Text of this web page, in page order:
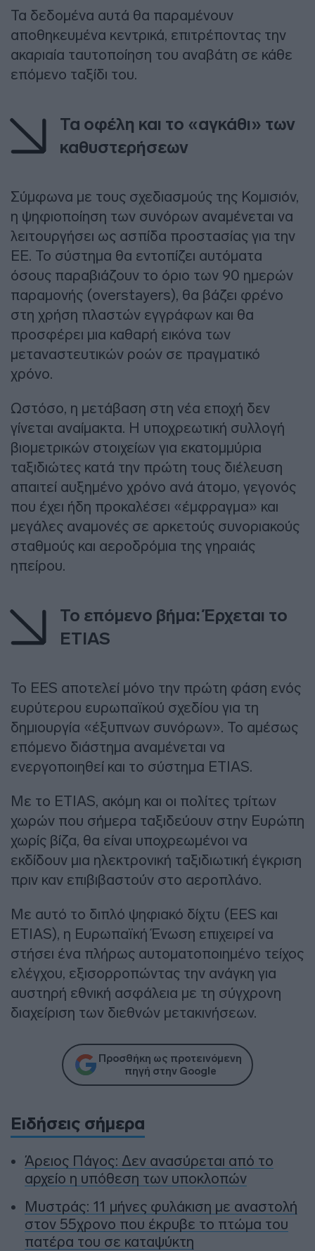
Τα δεδομένα αυτά θα παραμένουν
αποθηκευμένα κεντρικά, επιτρέποντας την
ακαριαία ταυτοποίηση του αναβάτη σε κάθε
επόμενο ταξίδι του.
Τα οφέλη και το «αγκάθι» των
καθυστερήσεων
Σύμφωνα με τους σχεδιασμούς της Κομισιόν,
η ψηφιοποίηση των συνόρων αναμένεται να
λειτουργήσει ως ασπίδα προστασίας για την
ΕΕ. Το σύστημα θα εντοπίζει αυτόματα
όσους παραβιάζουν το όριο των 90 ημερών
παραμονής (overstayers), θα βάζει φρένο
στη χρήση πλαστών εγγράφων και θα
προσφέρει μια καθαρή εικόνα των
μεταναστευτικών ροών σε πραγματικό
χρόνο.
Ωστόσο, η μετάβαση στη νέα εποχή δεν
γίνεται αναίμακτα. Η υποχρεωτική συλλογή
βιομετρικών στοιχείων για εκατομμύρια
ταξιδιώτες κατά την πρώτη τους διέλευση
απαιτεί αυξημένο χρόνο ανά άτομο, γεγονός
που έχει ήδη προκαλέσει «έμφραγμα» και
μεγάλες αναμονές σε αρκετούς συνοριακούς
σταθμούς και αεροδρόμια της γηραιάς
ηπείρου.
Το επόμενο βήμα: Έρχεται το
ETIAS
Το EES αποτελεί μόνο την πρώτη φάση ενός
ευρύτερου ευρωπαϊκού σχεδίου για τη
δημιουργία «έξυπνων συνόρων». Το αμέσως
επόμενο διάστημα αναμένεται να
ενεργοποιηθεί και το σύστημα ETIAS.
Με το ETIAS, ακόμη και οι πολίτες τρίτων
χωρών που σήμερα ταξιδεύουν στην Ευρώπη
χωρίς βίζα, θα είναι υποχρεωμένοι να
εκδίδουν μια ηλεκτρονική ταξιδιωτική έγκριση
πριν καν επιβιβαστούν στο αεροπλάνο.
Με αυτό το διπλό ψηφιακό δίχτυ (EES και
ETIAS), η Ευρωπαϊκή Ένωση επιχειρεί να
στήσει ένα πλήρως αυτοματοποιημένο τείχος
ελέγχου, εξισορροπώντας την ανάγκη για
αυστηρή εθνική ασφάλεια με τη σύγχρονη
διαχείριση των διεθνών μετακινήσεων.
Προσθήκη ως προτεινόμενη
πηγή στην Google
Ειδήσεις σήμερα
Άρειος Πάγος: Δεν ανασύρεται από το
αρχείο η υπόθεση των υποκλοπών
Μυστράς: 11 μήνες φυλάκιση με αναστολή
στον 55χρονο που έκρυβε το πτώμα του
πατέρα του σε καταψύκτη